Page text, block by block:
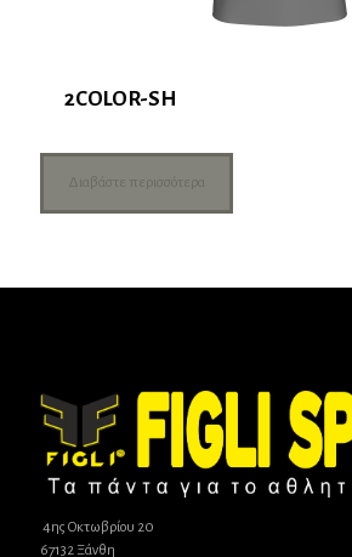
2COLOR-SH
Διαβάστε περισσότερα
4ης Οκτωβρίου 20
67132 Ξάνθη